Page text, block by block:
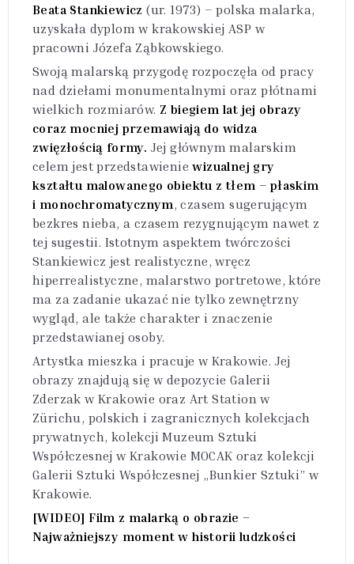
Beata Stankiewicz (ur. 1973) – polska malarka,
uzyskała dyplom w krakowskiej ASP w
pracowni Józefa Ząbkowskiego.
Swoją malarską przygodę rozpoczęła od pracy
nad dziełami monumentalnymi oraz płótnami
wielkich rozmiarów. Z biegiem lat jej obrazy
coraz mocniej przemawiają do widza
zwięzłością formy. Jej głównym malarskim
celem jest przedstawieniewizualnej gry
kształtu malowanego obiektu z tłem – płaskim
i monochromatycznym , czasem sugerującym
bezkres nieba, a czasem rezygnującym nawet z
tej sugestii. Istotnym aspektem twórczości
Stankiewicz jest realistyczne, wręcz
hiperrealistyczne, malarstwo portretowe, które
ma za zadanie ukazać nie tylko zewnętrzny
wygląd, ale także charakter i znaczenie
przedstawianej osoby.
Artystka mieszka i pracuje w Krakowie. Jej
obrazy znajdują się w depozycie Galerii
Zderzak w Krakowie oraz Art Station w
Zürichu, polskich i zagranicznych kolekcjach
prywatnych, kolekcji Muzeum Sztuki
Współczesnej w Krakowie MOCAK oraz kolekcji
Galerii Sztuki Współczesnej „Bunkier Sztuki” w
Krakowie.
[WIDEO] Film z malarką o obrazie –
Najważniejszy moment w historii ludzkości